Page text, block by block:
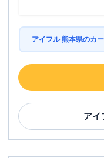
アイフル 熊本県のカ
アイ